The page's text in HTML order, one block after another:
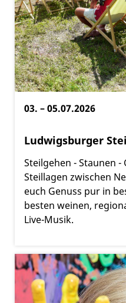
03. – 05.07.2026
Ludwigsburger
Steilgehen - Staunen -
Steillagen zwischen
euch Genuss pur in
besten weinen,
Live-Musik.